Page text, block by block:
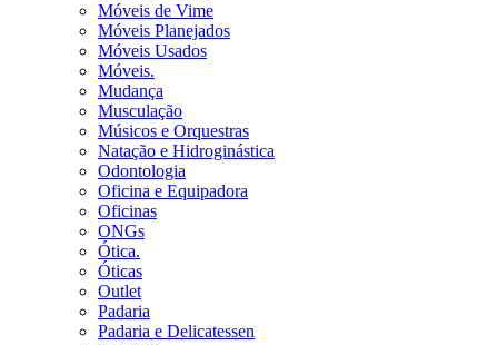
Móveis de Vime
Móveis Planejados
Móveis Usados
Móveis.
Mudança
Musculação
Músicos e Orquestras
Natação e Hidroginástica
Odontologia
Oficina e Equipadora
Oficinas
ONGs
Ótica.
Óticas
Outlet
Padaria
Padaria e Delicatessen